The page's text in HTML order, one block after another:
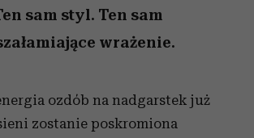
sam styl. Ten sam
wrażenie.
ozdób na nadgarstek już
zostanie poskromiona